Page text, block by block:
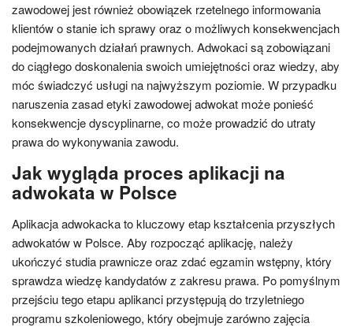
zawodowej jest również obowiązek rzetelnego informowania
klientów o stanie ich sprawy oraz o możliwych konsekwencjach
podejmowanych działań prawnych. Adwokaci są zobowiązani
do ciągłego doskonalenia swoich umiejętności oraz wiedzy, aby
móc świadczyć usługi na najwyższym poziomie. W przypadku
naruszenia zasad etyki zawodowej adwokat może ponieść
konsekwencje dyscyplinarne, co może prowadzić do utraty
prawa do wykonywania zawodu.
Jak wygląda proces aplikacji na
adwokata w Polsce
Aplikacja adwokacka to kluczowy etap kształcenia przyszłych
adwokatów w Polsce. Aby rozpocząć aplikację, należy
ukończyć studia prawnicze oraz zdać egzamin wstępny, który
sprawdza wiedzę kandydatów z zakresu prawa. Po pomyślnym
przejściu tego etapu aplikanci przystępują do trzyletniego
programu szkoleniowego, który obejmuje zarówno zajęcia